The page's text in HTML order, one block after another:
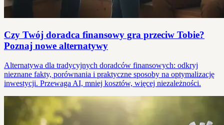
Czy Twój doradca finansowy gra przeciw Tobie?
Poznaj nowe alternatywy
Alternatywa dla tradycyjnych doradców finansowych: odkryj
nieznane fakty, porównania i praktyczne sposoby na optymalizację
inwestycji. Przewaga AI, mniej kosztów, więcej niezależności.